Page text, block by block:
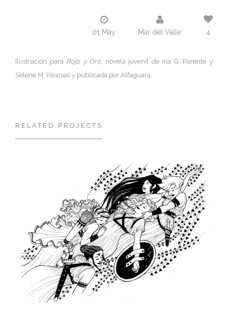
01 May Mar del Valle 4
Ilustración para Rojo y Oro, novela juvenil de Iria G. Parente y
Selene M. Pascual y publicada por Alfaguara.
RELATED PROJECTS